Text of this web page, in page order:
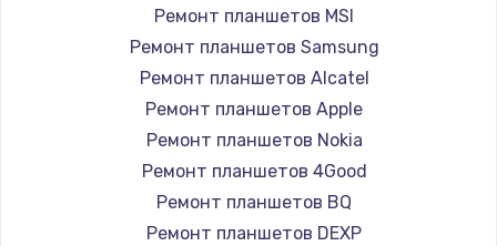
Заказать
Настройка BIOS
930 руб.
Заказать
Замена SSD
990 руб.
Ремонт планшетов MSI
Ремонт планшетов Samsung
Ремонт планшетов Alcatel
Ремонт планшетов Apple
Ремонт планшетов Nokia
Ремонт планшетов 4Good
Ремонт планшетов BQ
Ремонт планшетов DEXP